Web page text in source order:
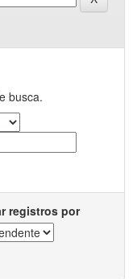
busca.
registros por